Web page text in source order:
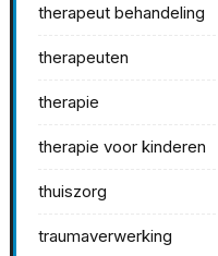
therapeut behandeling
therapeuten
therapie
therapie voor kinderen
thuiszorg
traumaverwerking